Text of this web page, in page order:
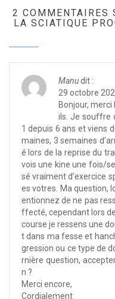
2 COMMENTAIRES
LA SCIATIQUE
Manudit :
29 octobre
Bonjour,
ils. Je souffre
1 depuis 6 ans et viens
maines, 3 semaines
é lors de la reprise du
vois une kine une fois/
sé vraiment d’exercice
es votres. Ma question,
entionnez de ne pas
ffecté, cependant lors
course je ressens une
t dans ma fesse et
gression ou ce type de
rnière question,
n ?
Merci encore,
Cordialement